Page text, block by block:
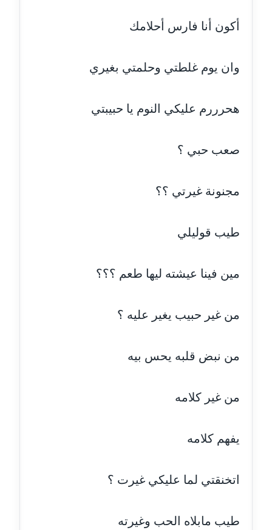
مدونة أمل منشاوي
موقوف
مدونة أميرة اسماعيل
عاملة
مدونة أميرة رفعت
عاملة
مدونة أميرة محمود
مدونة انجي مطاوع
مدونة آيات القاضي
عاملة
عاملة
عاملة
أكون أنا فارس أحلامك
وان يوم غلطتي وحلمتي بغيري
هحرررم عليكي النوم يا حبيبتي
صعب حبي ؟
مجنونة غيرتي ؟؟
طيب قوليلي
مين فينا عيشته ليها طعم ؟؟؟
من غير حبيب يغير عليه ؟
من نبض قلبه يحس بيه
من غير كلامه
يفهم كلامه
اتخنقتي لما عليكي غيرت ؟
طيب مابلاه الحب وغيرته